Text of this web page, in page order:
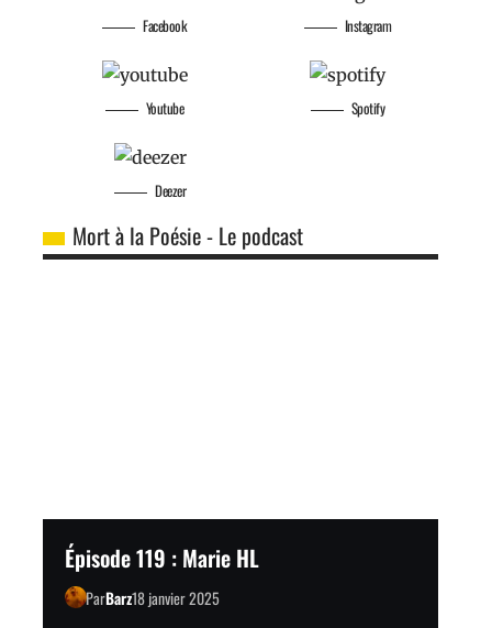
Facebook
Youtube
Instagram
Spotify
Deezer
Mort à la Poésie - Le podcast
Épisode 119 : Marie HL
ParBarz18 janvier 2025